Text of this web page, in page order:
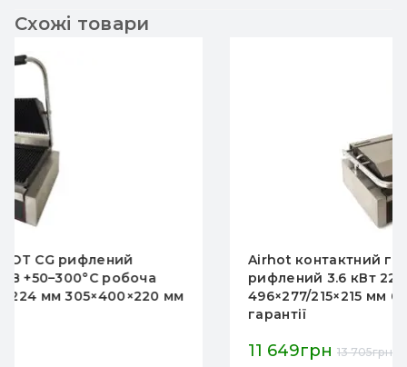
Схожі товари
Airhot контактний гриль DCG подвійний
рифлений 3.6 кВт 220 В +50…+300 °C робочі
496×277/215×215 мм 600×400×220 мм КНР 12 міс